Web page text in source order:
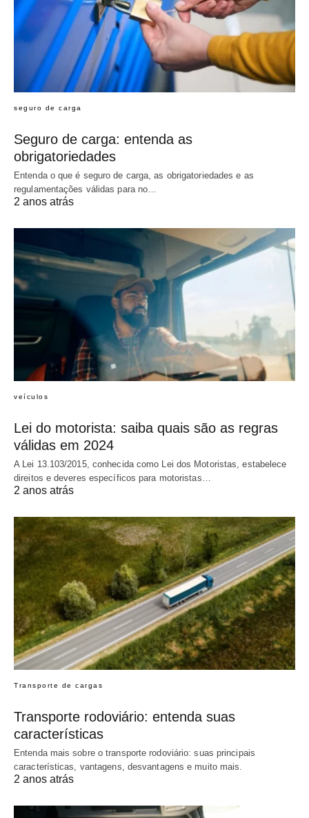
seguro de carga
Seguro de carga: entenda as
obrigatoriedades
Entenda o que é seguro de carga, as obrigatoriedades e as
regulamentações válidas para no…
2 anos atrás
veículos
Lei do motorista: saiba quais são as regras
válidas em 2024
A Lei 13.103/2015, conhecida como Lei dos Motoristas, estabelece
direitos e deveres específicos para motoristas…
2 anos atrás
Transporte de cargas
Transporte rodoviário: entenda suas
características
Entenda mais sobre o transporte rodoviário: suas principais
características, vantagens, desvantagens e muito mais.
2 anos atrás